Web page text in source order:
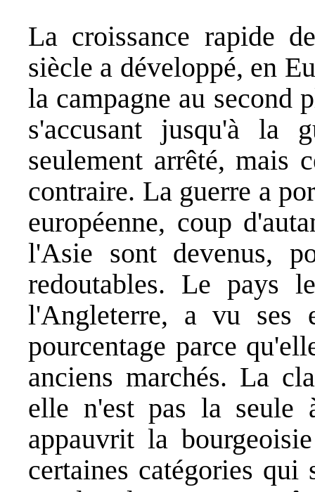
La croissance rapide
siècle a développé, en
la campagne au second
s'accusant jusqu'à la
seulement arrêté, mais
contraire. La guerre a
européenne, coup
l'Asie sont devenus,
redoutables. Le pays
l'Angleterre, a vu ses
pourcentage parce
anciens marchés. La
elle n'est pas la seule
appauvrit la
certaines catégories qui